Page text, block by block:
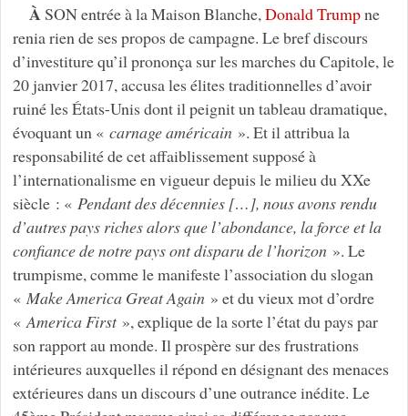
ÀSON entrée à la Maison Blanche, Donald Trumpne
renia rien de ses propos de campagne. Le bref discours
d’investiture qu’il prononça sur les marches du Capitole, le
20 janvier 2017, accusa les élites traditionnelles d’avoir
ruiné les États-Unis dont il peignit un tableau dramatique,
évoquant un « carnage américain». Et il attribua la
responsabilité de cet affaiblissement supposé à
l’internationalisme en vigueur depuis le milieu du XXe
siècle : « Pendant des décennies […], nous avons rendu
d’autres pays riches alors que l’abondance, la force et la
confiance de notre pays ont disparu de l’horizon». Le
trumpisme, comme le manifeste l’association du slogan
« Make America Great Again» et du vieux mot d’ordre
« America First», explique de la sorte l’état du pays par
son rapport au monde. Il prospère sur des frustrations
intérieures auxquelles il répond en désignant des menaces
extérieures dans un discours d’une outrance inédite. Le